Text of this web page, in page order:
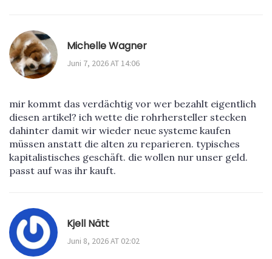
Michelle Wagner
Juni 7, 2026 AT 14:06
mir kommt das verdächtig vor wer bezahlt eigentlich
diesen artikel? ich wette die rohrhersteller stecken
dahinter damit wir wieder neue systeme kaufen
müssen anstatt die alten zu reparieren. typisches
kapitalistisches geschäft. die wollen nur unser geld.
passt auf was ihr kauft.
Kjell Nätt
Juni 8, 2026 AT 02:02